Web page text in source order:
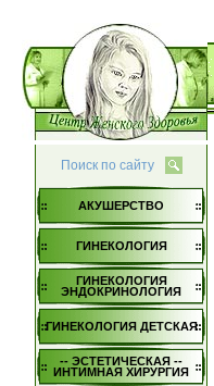
Поиск по сайту
АКУШЕРСТВО
ГИНЕКОЛОГИЯ
ГИНЕКОЛОГИЯ
ЭНДОКРИНОЛОГИЯ
ГИНЕКОЛОГИЯ ДЕТСКАЯ
-- ЭСТЕТИЧЕСКАЯ --
ИНТИМНАЯ ХИРУРГИЯ